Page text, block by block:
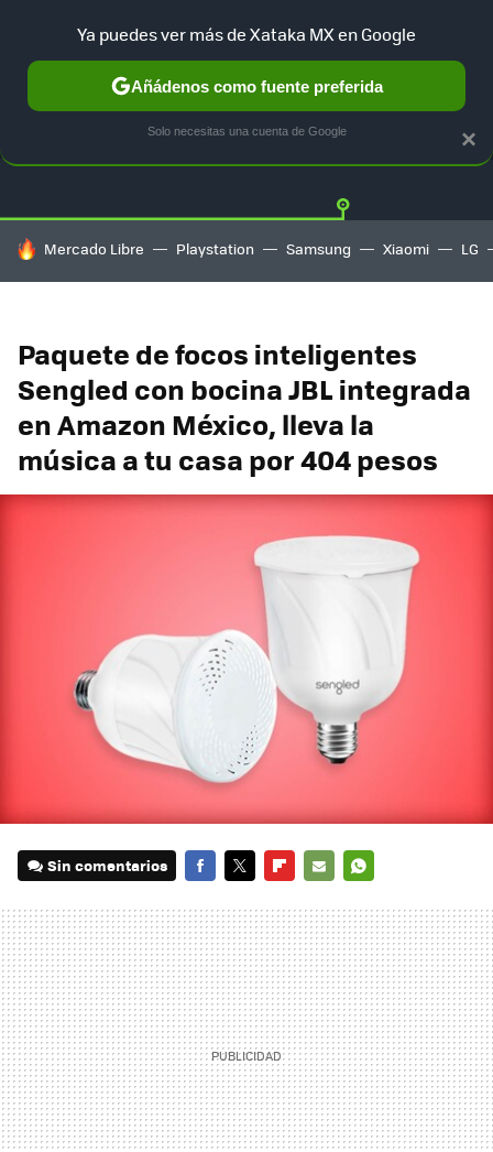
GUÍA DE COMPRAS MERCADO LIBRE
HOY SE HABLA DE
Mercado Libre Playstation Samsung Xiaomi LG
Paquete de focos inteligentes
Sengled con bocina JBL integrada
en Amazon México, lleva la
música a tu casa por 404 pesos
Sin comentarios
MAIL
×
Ya puedes ver más de Xataka MX en Google
Añádenos como fuente preferida
Solo necesitas una cuenta de Google